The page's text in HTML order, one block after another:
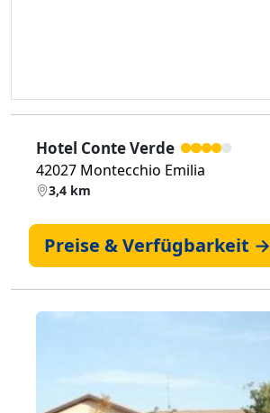
Hotel Conte Verde
42027 Montecchio Emilia
3,4 km
Preise & Verfügbarkeit →